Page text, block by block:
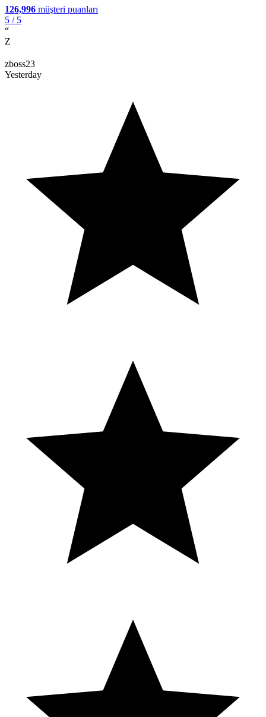
126,996 müşteri puanları
5 / 5
“
Z
zboss23
Yesterday